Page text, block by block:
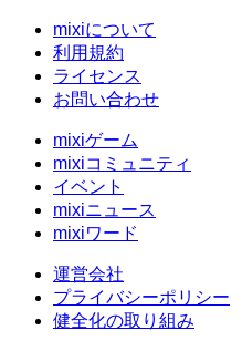
mixiについて
利用規約
ライセンス
お問い合わせ
mixiゲーム
mixiコミュニティ
イベント
mixiニュース
mixiワード
運営会社
プライバシーポリシー
健全化の取り組み